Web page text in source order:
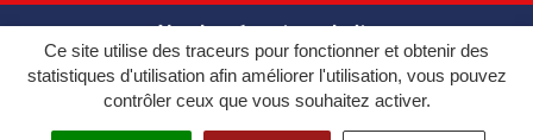
Ce site utilise des traceurs pour fonctionner et obtenir des
statistiques d'utilisation afin améliorer l'utilisation, vous pouvez
contrôler ceux que vous souhaitez activer.
Vos données et vos droits
Mentions légales